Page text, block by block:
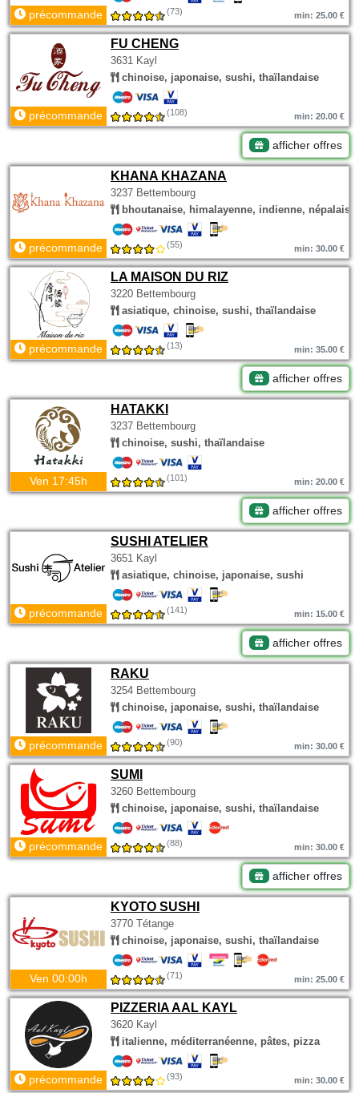
précommande (73) min: 25.00 €
FU CHENG
3631 Kayl
chinoise, japonaise, sushi, thaïlandaise
précommande (108) min: 20.00 €
afficher offres
KHANA KHAZANA
3237 Bettembourg
bhoutanaise, himalayenne, indienne, népalaise
précommande (55) min: 30.00 €
LA MAISON DU RIZ
3220 Bettembourg
asiatique, chinoise, sushi, thaïlandaise
précommande (13) min: 35.00 €
afficher offres
HATAKKI
3237 Bettembourg
chinoise, sushi, thaïlandaise
Ven 17:45h (101) min: 20.00 €
afficher offres
SUSHI ATELIER
3651 Kayl
asiatique, chinoise, japonaise, sushi
précommande (141) min: 15.00 €
afficher offres
RAKU
3254 Bettembourg
chinoise, japonaise, sushi, thaïlandaise
précommande (90) min: 30.00 €
SUMI
3260 Bettembourg
chinoise, japonaise, sushi, thaïlandaise
précommande (88) min: 30.00 €
afficher offres
KYOTO SUSHI
3770 Tétange
chinoise, japonaise, sushi, thaïlandaise
Ven 00:00h (71) min: 25.00 €
PIZZERIA AAL KAYL
3620 Kayl
italienne, méditerranéenne, pâtes, pizza
précommande (93) min: 30.00 €